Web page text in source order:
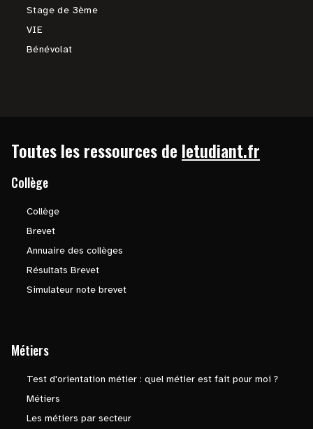
Stage de 3ème
VIE
Bénévolat
Toutes les ressources de letudiant.fr
Collège
Collège
Brevet
Annuaire des collèges
Résultats Brevet
Simulateur note brevet
Métiers
Test d'orientation métier : quel métier est fait pour moi ?
Métiers
Les métiers par secteur